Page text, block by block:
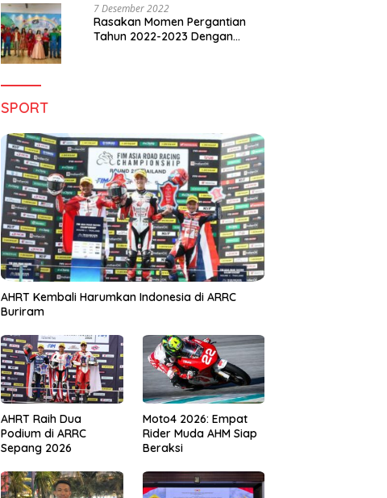
7 Desember 2022
Rasakan Momen Pergantian
Tahun 2022-2023 Dengan
SPORT
AHRT Kembali Harumkan Indonesia di ARRC
Buriram
AHRT Raih Dua
Podium di ARRC
Sepang 2026
Moto4 2026: Empat
Rider Muda AHM Siap
Beraksi